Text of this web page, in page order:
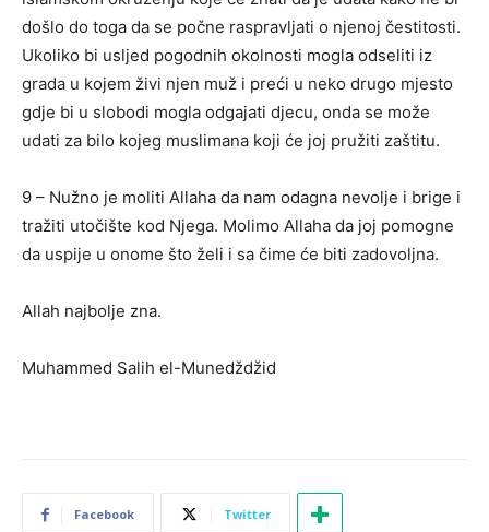
došlo do toga da se počne raspravljati o njenoj čestitosti.
Ukoliko bi usljed pogodnih okolnosti mogla odseliti iz
grada u kojem živi njen muž i preći u neko drugo mjesto
gdje bi u slobodi mogla odgajati djecu, onda se može
udati za bilo kojeg muslimana koji će joj pružiti zaštitu.
9 – Nužno je moliti Allaha da nam odagna nevolje i brige i
tražiti utočište kod Njega. Molimo Allaha da joj pomogne
da uspije u onome što želi i sa čime će biti zadovoljna.
Allah najbolje zna.
Muhammed Salih el-Munedždžid
Facebook Twitter